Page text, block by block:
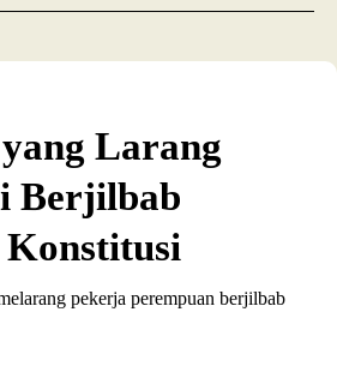
Larang
Berjilbab
Konstitusi
pekerja perempuan berjilbab